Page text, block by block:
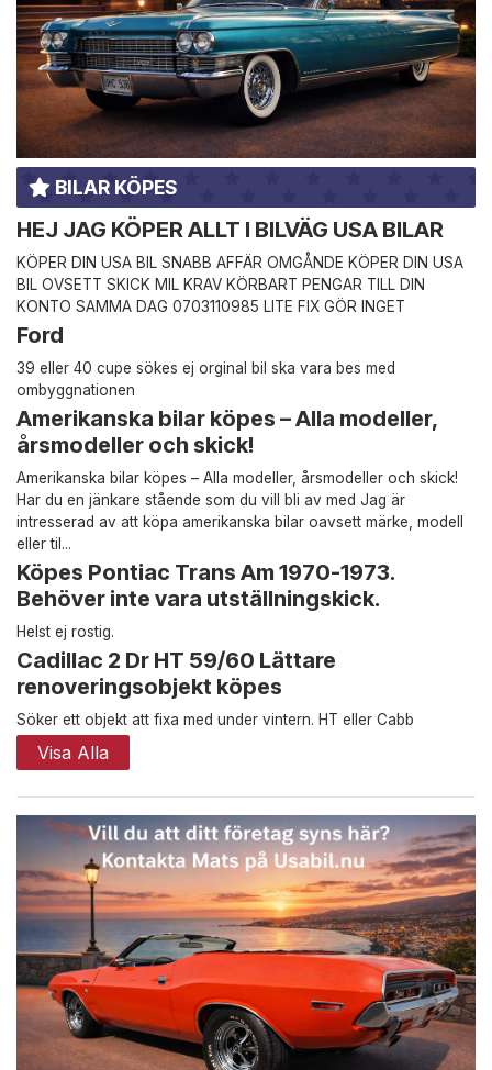
BILAR KÖPES
HEJ JAG KÖPER ALLT I BILVÄG USA BILAR
KÖPER DIN USA BIL SNABB AFFÄR OMGÅNDE KÖPER DIN USA
BIL OVSETT SKICK MIL KRAV KÖRBART PENGAR TILL DIN
KONTO SAMMA DAG 0703110985 LITE FIX GÖR INGET
Ford
39 eller 40 cupe sökes ej orginal bil ska vara bes med
ombyggnationen
Amerikanska bilar köpes – Alla modeller,
årsmodeller och skick!
Amerikanska bilar köpes – Alla modeller, årsmodeller och skick!
Har du en jänkare stående som du vill bli av med Jag är
intresserad av att köpa amerikanska bilar oavsett märke, modell
eller til...
Köpes Pontiac Trans Am 1970-1973.
Behöver inte vara utställningskick.
Helst ej rostig.
Cadillac 2 Dr HT 59/60 Lättare
renoveringsobjekt köpes
Söker ett objekt att fixa med under vintern. HT eller Cabb
Visa Alla